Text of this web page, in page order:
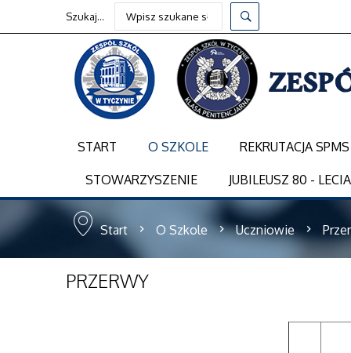
Szukaj...
START O SZKOLE REKRUTACJA SPMS
STOWARZYSZENIE JUBILEUSZ 80 -
Start O Szkole Uczniowie
PRZERWY